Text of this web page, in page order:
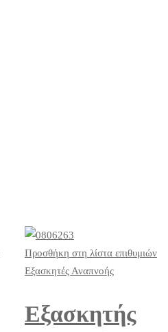
Προσθήκη στη λίστα επιθυμιών
Εξασκητές Αναπνοής
Εξασκητής